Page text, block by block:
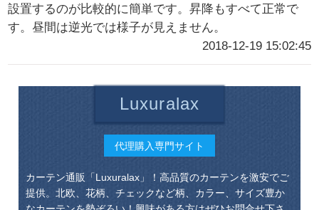
設置するのが比較的に簡単です。昇降もすべて正常で
す。昼間は逆光では様子が見えません。
2018-12-19 15:02:45
Luxuralax
代理購入専門サイト
カーテン通販「Luxuralax」！高品質のカーテンを激安でご
提供。北欧、花柄、チェックなど柄、カラー、サイズ豊か